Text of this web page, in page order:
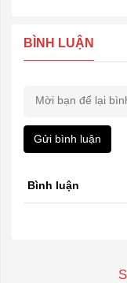
BÌNH LUẬN
Gửi bình luận
Bình luận